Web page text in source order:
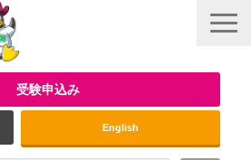
受験申込み
English